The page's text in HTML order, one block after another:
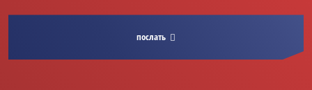
послать